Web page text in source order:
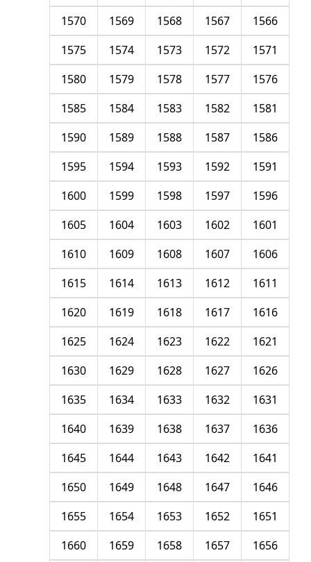
1566
1567
1568
1569
1570
1571
1572
1573
1574
1575
1576
1577
1578
1579
1580
1581
1582
1583
1584
1585
1586
1587
1588
1589
1590
1591
1592
1593
1594
1595
1596
1597
1598
1599
1600
1601
1602
1603
1604
1605
1606
1607
1608
1609
1610
1611
1612
1613
1614
1615
1616
1617
1618
1619
1620
1621
1622
1623
1624
1625
1626
1627
1628
1629
1630
1631
1632
1633
1634
1635
1636
1637
1638
1639
1640
1641
1642
1643
1644
1645
1646
1647
1648
1649
1650
1651
1652
1653
1654
1655
1656
1657
1658
1659
1660